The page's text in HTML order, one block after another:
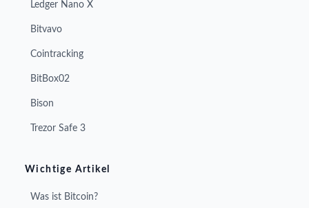
Ledger Nano X
Bitvavo
Cointracking
BitBox02
Bison
Trezor Safe 3
Wichtige Artikel
Was ist Bitcoin?